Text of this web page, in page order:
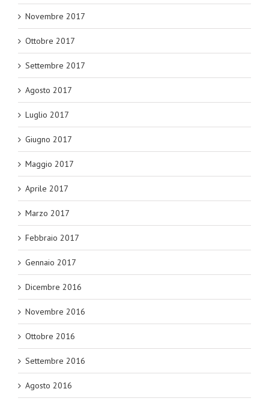
Novembre 2017
Ottobre 2017
Settembre 2017
Agosto 2017
Luglio 2017
Giugno 2017
Maggio 2017
Aprile 2017
Marzo 2017
Febbraio 2017
Gennaio 2017
Dicembre 2016
Novembre 2016
Ottobre 2016
Settembre 2016
Agosto 2016